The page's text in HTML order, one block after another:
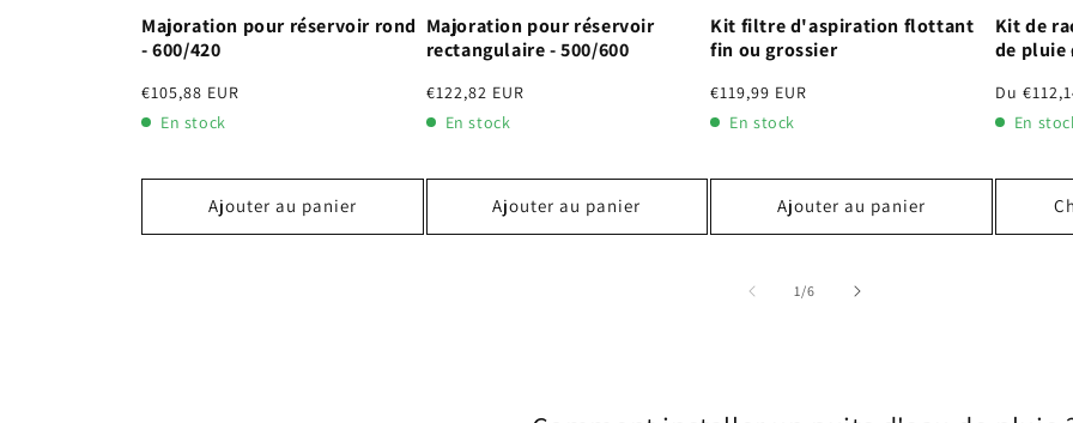
Majoration pour réservoir rond
- 600/420
Prix
habituel
€105,88 EUR
En stock
Ajouter au panier
Majoration pour réservoir
rectangulaire - 500/600
Prix
habituel
€122,82 EUR
En stock
Ajouter au panier
Kit filtre d'aspiration flottant
fin ou grossier
Prix
habituel
€119,99 EUR
En stock
Ajouter au panier
Kit de
de pluie
Prix
habituel
Du
En
1 /de
6